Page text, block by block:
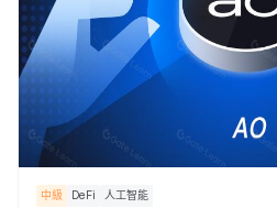
中級 DeFi 人工智能